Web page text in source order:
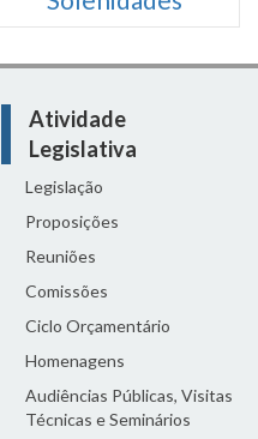
Atividade
Legislativa
Legislação
Proposições
Reuniões
Comissões
Ciclo Orçamentário
Homenagens
Audiências Públicas, Visitas
Técnicas e Seminários